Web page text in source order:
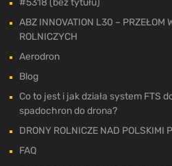
#5318 (bez tytułu)
ABZ INNOVATION L30 – PRZEŁOM
ROLNICZYCH
Aerodron
Blog
Co to jest i jak działa system FTS
spadochron do drona?
DRONY ROLNICZE NAD POLSKIMI
FAQ